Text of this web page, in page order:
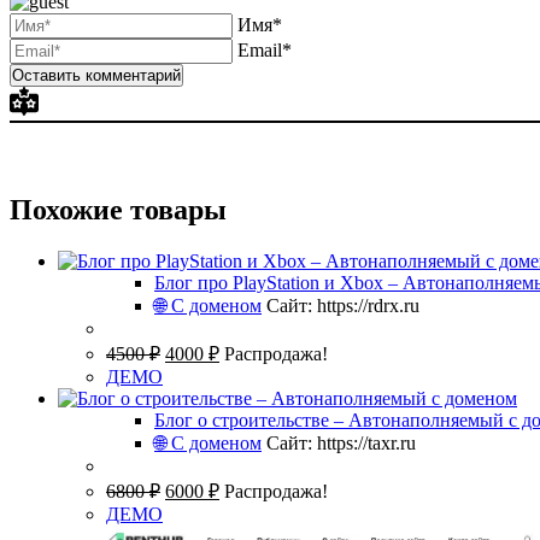
Имя*
Email*
Похожие товары
Блог про PlayStation и Xbox –
🌐 С доменом Сайт: https://rdrx.ru
4500₽ Original
was:
4500 ₽.
4000 ₽Current
is:
4000 ₽.
Распродажа!
ДЕМО
Блог о строительстве – Автонаполняемый с
🌐 С доменом Сайт: https://taxr.ru
6800₽ Original
6000 ₽Current
Распродажа!
ДЕМО